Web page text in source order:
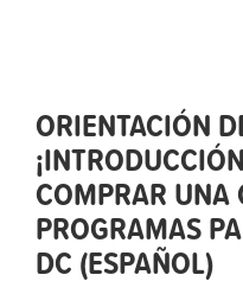
ORIENTACIÓN
COMPRAR UNA
PROGRAMAS
DC (ESPAÑOL)